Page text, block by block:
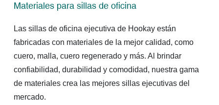
Materiales para sillas de oficina
Las sillas de oficina ejecutiva de Hookay están
fabricadas con materiales de la mejor calidad, como
cuero, malla, cuero regenerado y más. Al brindar
confiabilidad, durabilidad y comodidad, nuestra gama
de materiales crea las mejores sillas ejecutivas del
mercado.